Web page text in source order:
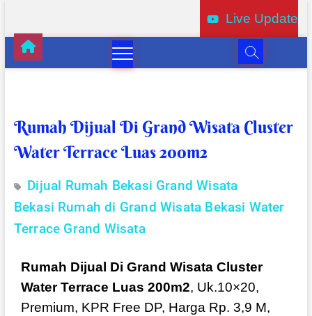
Live Update
Rumah Dijual Di Grand Wisata Cluster
Water Terrace Luas 200m2
Dijual Rumah Bekasi Grand Wisata
Bekasi Rumah di Grand Wisata Bekasi Water
Terrace Grand Wisata
Rumah Dijual Di Grand Wisata Cluster
Water Terrace Luas 200m2, Uk.10×20,
Premium, KPR Free DP, Harga Rp. 3,9 M,